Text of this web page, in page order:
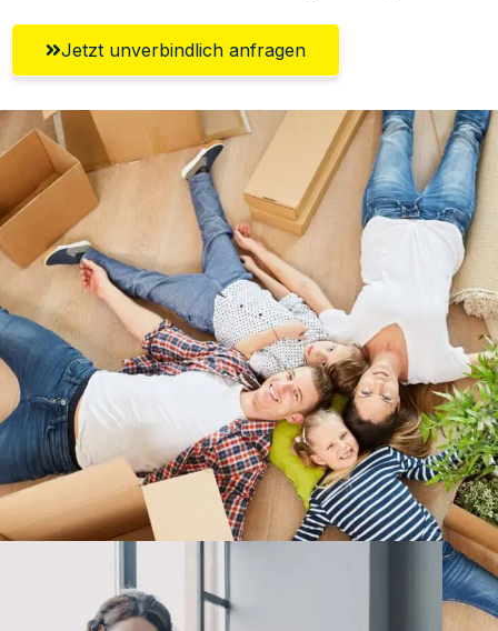
Jetzt unverbindlich anfragen